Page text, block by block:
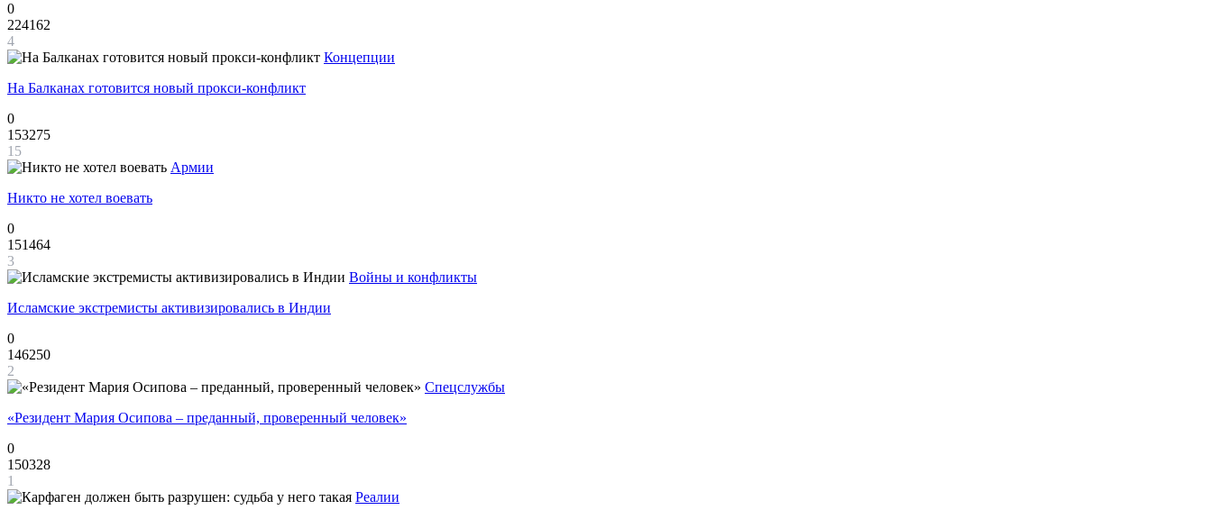
0
224162
4
Концепции
На Балканах готовится новый прокси-конфликт
0
153275
15
Армии
Никто не хотел воевать
0
151464
3
Войны и конфликты
Исламские экстремисты активизировались в Индии
0
146250
2
Спецслужбы
«Резидент Мария Осипова – преданный, проверенный человек»
0
150328
1
Реалии